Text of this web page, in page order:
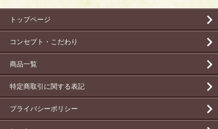
トップページ
コンセプト・こだわり
商品一覧
特定商取引に関する表記
プライバシーポリシー